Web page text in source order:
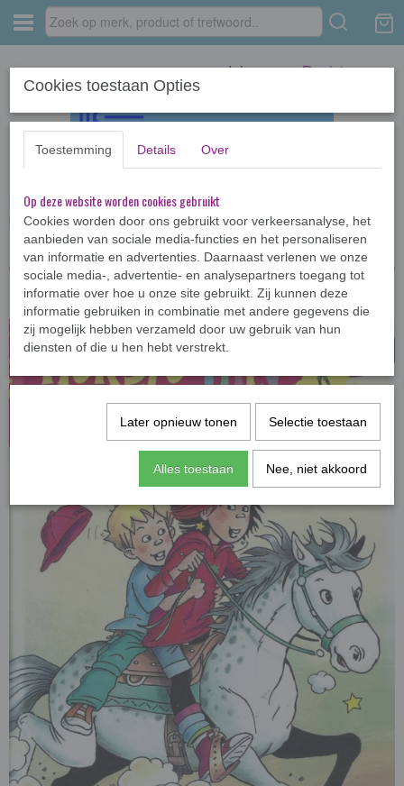
Inloggen Registreren
Home › Kinderboeken <12jr › Heksje Lilly
paarden avontuur
Cookies toestaan Opties
Toestemming Details Over
Op deze website worden cookies gebruikt
Cookies worden door ons gebruikt voor verkeersanalyse, het
aanbieden van sociale media-functies en het personaliseren
van informatie en advertenties. Daarnaast verlenen we onze
sociale media-, advertentie- en analysepartners toegang tot
informatie over hoe u onze site gebruikt. Zij kunnen deze
informatie gebruiken in combinatie met andere gegevens die
zij mogelijk hebben verzameld door uw gebruik van hun
diensten of die u hen hebt verstrekt.
Later opnieuw tonen Selectie toestaan
Alles toestaan Nee, niet akkoord